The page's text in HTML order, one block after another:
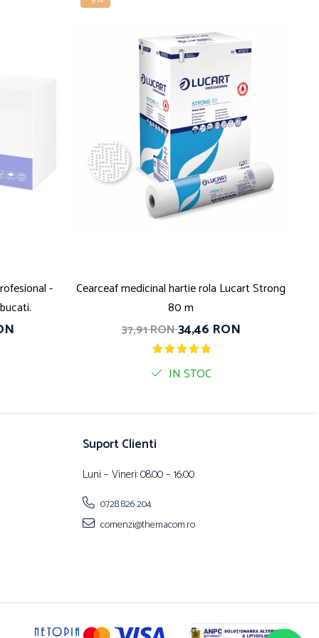
-
Cearceaf medicinal hartie rola Lucart Strong
80 m
37,91 RON34,46 RON
IN STOC
Suport Clienti
Luni – Vineri: 08.00 – 16.00
0728 826 204
comenzi@themacom.ro